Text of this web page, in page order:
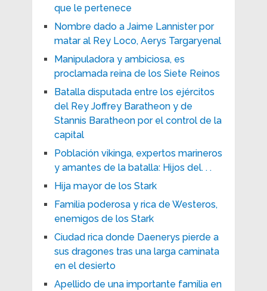
que le pertenece
Nombre dado a Jaime Lannister por
matar al Rey Loco, Aerys Targaryenal
Manipuladora y ambiciosa, es
proclamada reina de los Siete Reinos
Batalla disputada entre los ejércitos
del Rey Joffrey Baratheon y de
Stannis Baratheon por el control de la
capital
Población vikinga, expertos marineros
y amantes de la batalla: Hijos del. . .
Hija mayor de los Stark
Familia poderosa y rica de Westeros,
enemigos de los Stark
Ciudad rica donde Daenerys pierde a
sus dragones tras una larga caminata
en el desierto
Apellido de una importante familia en